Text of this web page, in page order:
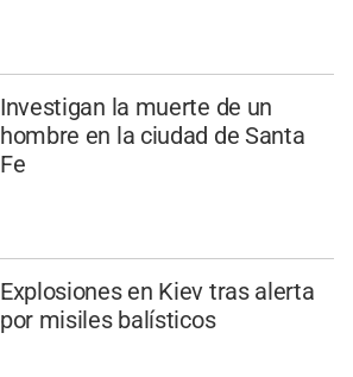
Investigan la muerte de un
hombre en la ciudad de Santa
Fe
Explosiones en Kiev tras alerta
por misiles balísticos